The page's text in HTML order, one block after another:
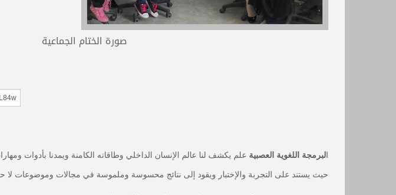
صورة الختام الجماعية
لبرمجة اللغوية العصبية علم يكشف لنا عالم الإنسان الداخلي وطاقاته الكامنة ويمدنا بأدوات
حيث يستند على التجربة والإختبار ويقود إلى نتائج محسوسة وملموسة في مجالات وموضوعات لا